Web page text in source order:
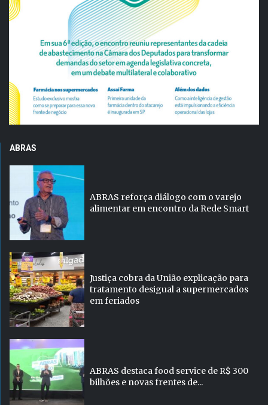
ABRAS
ABRAS reforça diálogo com o varejo
alimentar em encontro da Rede Smart
Justiça cobra da União explicação para
tratamento desigual a supermercados
em feriados
ABRAS destaca food service de R$ 300
bilhões e novas frentes de...